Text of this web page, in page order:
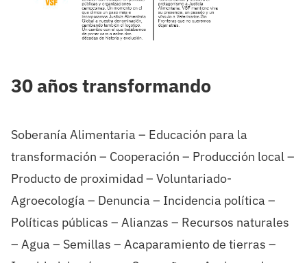
30 años transformando
Soberanía Alimentaria – Educación para la
transformación – Cooperación – Producción local –
Producto de proximidad – Voluntariado-
Agroecología – Denuncia – Incidencia política –
Políticas públicas – Alianzas – Recursos naturales
– Agua – Semillas – Acaparamiento de tierras –